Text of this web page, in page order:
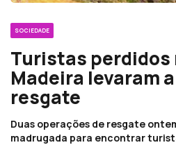
SOCIEDADE
Turistas perdidos
Madeira levaram
resgate
Duas operações de resgate
madrugada para encontrar